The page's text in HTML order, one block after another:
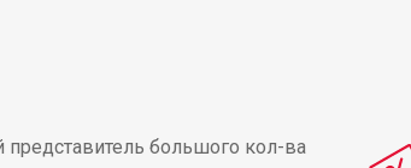
большого кол-ва